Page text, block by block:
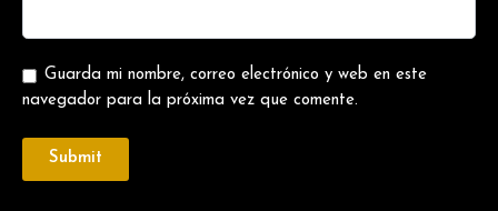
Guarda mi nombre, correo electrónico y web en este
navegador para la próxima vez que comente.